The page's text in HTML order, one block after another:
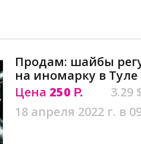
Продам: шайбы
на иномарку в Туле
Цена 250 Р.
3.29
18 апреля 2022 г. в